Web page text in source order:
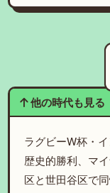
他の時代も見る
ラグビーW杯・
歴史的勝利、マ
区と世田谷区で